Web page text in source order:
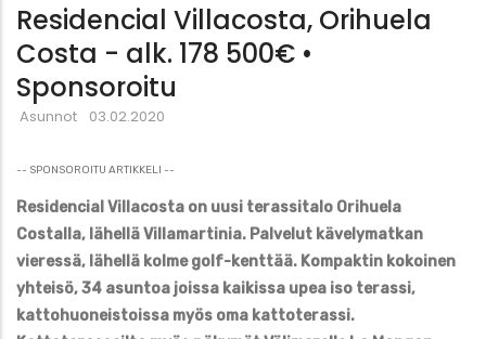
Residencial Villacosta, Orihuela
Costa - alk. 178 500€ •
Sponsoroitu
Asunnot 03.02.2020
-- SPONSOROITU ARTIKKELI --
Residencial Villacosta on uusi terassitalo Orihuela
Costalla, lähellä Villamartinia. Palvelut kävelymatkan
vieressä, lähellä kolme golf-kenttää. Kompaktin kokoinen
yhteisö, 34 asuntoa joissa kaikissa upea iso terassi,
kattohuoneistoissa myös oma kattoterassi.